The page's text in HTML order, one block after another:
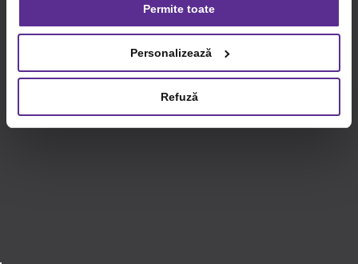
setările dvs. de cookie-uri.
privind utilizarea modulelor cookie.Detalii
Permite toate
Personalizează
Refuză